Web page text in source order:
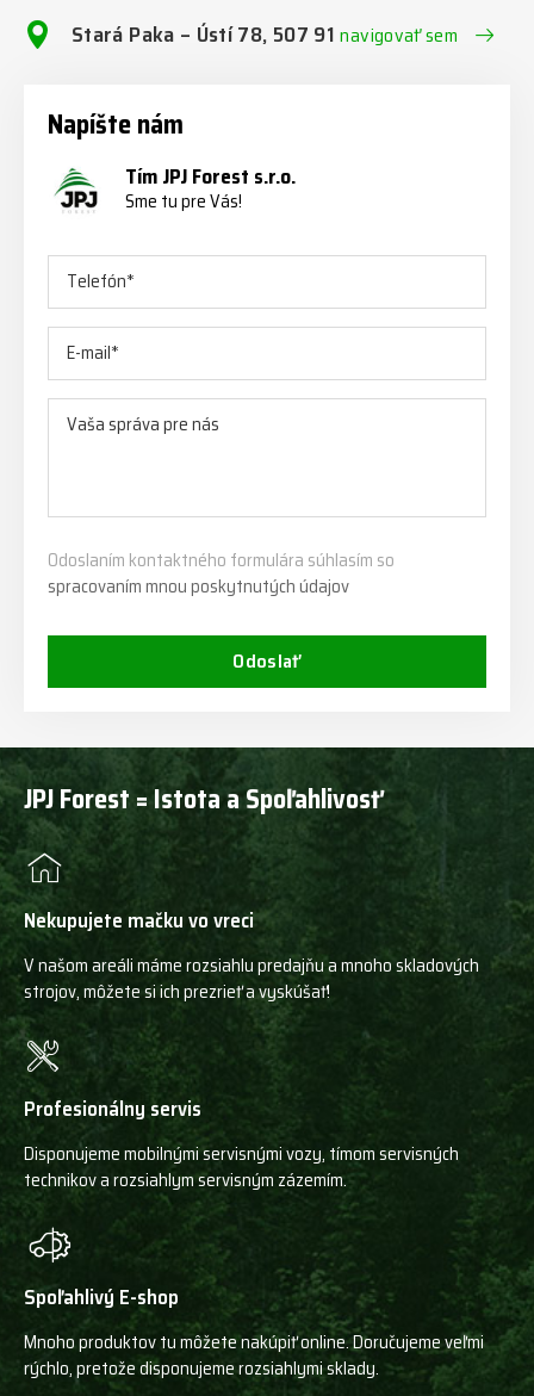
Stará Paka – Ústí 78, 507 91navigovať sem
Napíšte nám
Tím JPJ Forest s.r.o.
Sme tu pre Vás!
Odoslaním kontaktného formulára súhlasím so
spracovaním mnou poskytnutých údajov
Odoslať
JPJ Forest = Istota a Spoľahlivosť
Nekupujete mačku vo vreci
V našom areáli máme rozsiahlu predajňu a mnoho skladových
strojov, môžete si ich prezrieť a vyskúšať!
Profesionálny servis
Disponujeme mobilnými servisnými vozy, tímom servisných
technikov a rozsiahlym servisným zázemím.
Spoľahlivý E-shop
Mnoho produktov tu môžete nakúpiť online. Doručujeme veľmi
rýchlo, pretože disponujeme rozsiahlymi sklady.